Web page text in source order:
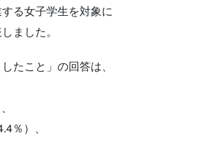
る女子学生を対象に
ました。
たこと」の回答は、
％）、